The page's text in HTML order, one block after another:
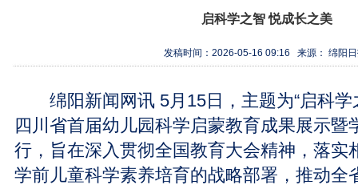
启科学之智 悦成长之美
发稿时间：2026-05-16 09:16 来源： 绵阳
绵阳新闻网讯 5月15日，主题为“启科学
四川省首届幼儿园科学启蒙教育成果展示暨
行，旨在深入贯彻全国教育大会精神，落实
学前儿童科学素养培育的战略部署，推动全